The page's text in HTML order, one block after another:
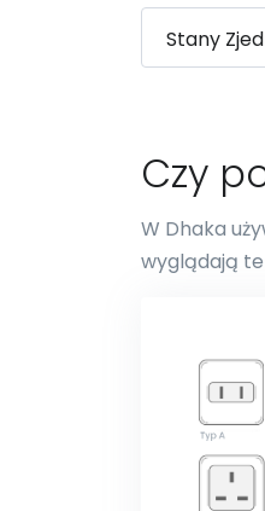
Czy
W Dhaka
wyglądają te